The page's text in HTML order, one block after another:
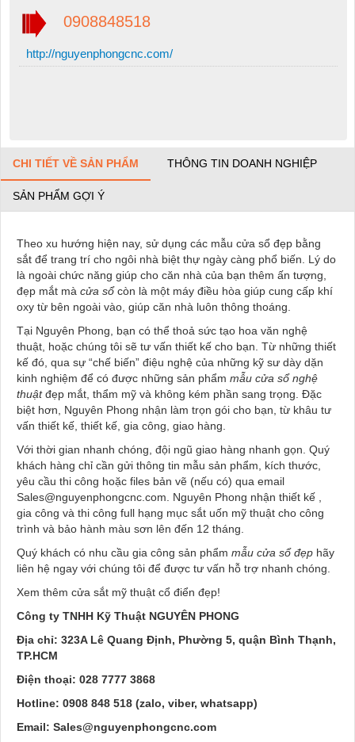
0908848518
http://nguyenphongcnc.com/
CHI TIẾT VỀ SẢN PHẨM THÔNG TIN DOANH NGHIỆP
SẢN PHẨM GỢI Ý
Theo xu hướng hiện nay, sử dụng các mẫu cửa sổ đẹp bằng
sắt để trang trí cho ngôi nhà biệt thự ngày càng phổ biến. Lý do
là ngoài chức năng giúp cho căn nhà của bạn thêm ấn tượng,
đẹp mắt mà cửa sổcòn là một máy điều hòa giúp cung cấp khí
oxy từ bên ngoài vào, giúp căn nhà luôn thông thoáng.
Tại Nguyên Phong, bạn có thể thoả sức tạo hoa văn nghệ
thuật, hoặc chúng tôi sẽ tư vấn thiết kế cho bạn. Từ những thiết
kế đó, qua sự “chế biến” điệu nghệ của những kỹ sư dày dặn
kinh nghiệm để có được những sản phẩm mẫu cửa sổ nghệ
thuậtđẹp mắt, thẩm mỹ và không kém phần sang trọng. Đặc
biệt hơn, Nguyên Phong nhận làm trọn gói cho bạn, từ khâu tư
vấn thiết kế, thiết kế, gia công, giao hàng.
Với thời gian nhanh chóng, đội ngũ giao hàng nhanh gọn. Quý
khách hàng chỉ cần gửi thông tin mẫu sản phẩm, kích thước,
yêu cầu thi công hoặc files bản vẽ (nếu có) qua email
Sales@nguyenphongcnc.com. Nguyên Phong nhận thiết kế ,
gia công và thi công full hạng mục sắt uốn mỹ thuật cho công
trình và bảo hành màu sơn lên đến 12 tháng.
Quý khách có nhu cầu gia công sản phẩm mẫu cửa sổ đẹp hãy
liên hệ ngay với chúng tôi để được tư vấn hỗ trợ nhanh chóng.
Xem thêm cửa sắt mỹ thuật cổ điển đẹp!
Công ty TNHH Kỹ Thuật NGUYÊN PHONG
Địa chỉ: 323A Lê Quang Định, Phường 5, quận Bình Thạnh,
TP.HCM
Điện thoại: 028 7777 3868
Hotline: 0908 848 518 (zalo, viber, whatsapp)
Email: Sales@nguyenphongcnc.com